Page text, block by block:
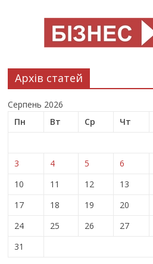
Архів статей
Серпень 2026
Пн
Вт Ср Чт
3
4 5 6
10
11 12 13
17
18 19 20
24
25 26 27
31